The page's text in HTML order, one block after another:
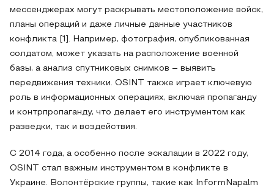
мессенджерах могут раскрывать местоположение войск,
планы операций и даже личные данные участников
конфликта [1]. Например, фотография, опубликованная
солдатом, может указать на расположение военной
базы, а анализ спутниковых снимков – выявить
передвижения техники. OSINT также играет ключевую
роль в информационных операциях, включая пропаганду
и контрпропаганду, что делает его инструментом как
разведки, так и воздействия.
С 2014 года, а особенно после эскалации в 2022 году,
OSINT стал важным инструментом в конфликте в
Украине. Волонтёрские группы, такие как InformNapalm